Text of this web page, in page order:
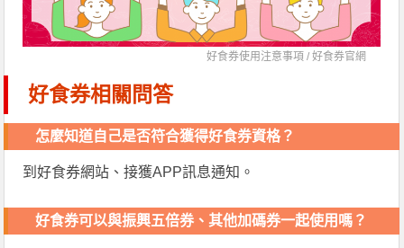
好食券使用注意事項 /好食券官網
好食券相關問答
怎麼知道自己是否符合獲得好食券資格？
到好食券網站、接獲APP訊息通知。
好食券可以與振興五倍券、其他加碼券一起使用嗎？